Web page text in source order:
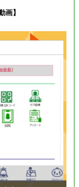
画】